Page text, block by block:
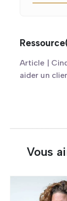
Article |
aider un
Vous